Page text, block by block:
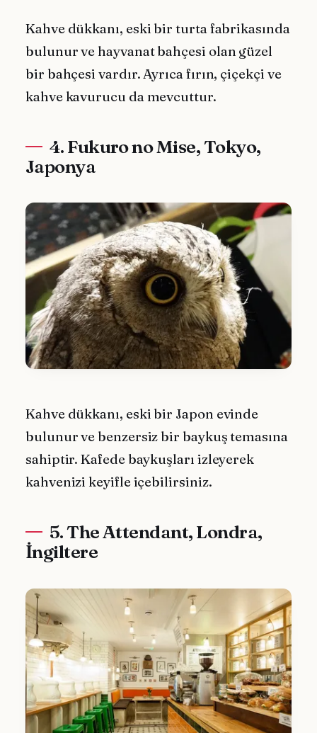
Kahve dükkanı, eski bir turta fabrikasında
bulunur ve hayvanat bahçesi olan güzel
bir bahçesi vardır. Ayrıca fırın, çiçekçi ve
kahve kavurucu da mevcuttur.
4. Fukuro no Mise, Tokyo,
Japonya
Kahve dükkanı, eski bir Japon evinde
bulunur ve benzersiz bir baykuş temasına
sahiptir. Kafede baykuşları izleyerek
kahvenizi keyifle içebilirsiniz.
5. The Attendant, Londra,
İngiltere